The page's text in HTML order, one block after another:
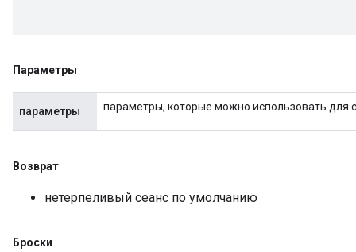
Параметры
параметры параметры, которые можно использовать для
Возврат
нетерпеливый сеанс по умолчанию
Броски